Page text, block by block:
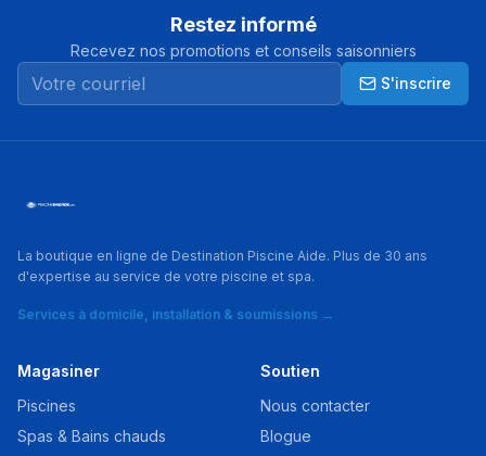
Restez informé
Recevez nos promotions et conseils saisonniers
S'inscrire
La boutique en ligne de Destination Piscine Aide. Plus de 30 ans
d'expertise au service de votre piscine et spa.
Services à domicile, installation & soumissions →
Magasiner
Piscines
Spas & Bains chauds
Soutien
Nous contacter
Blogue